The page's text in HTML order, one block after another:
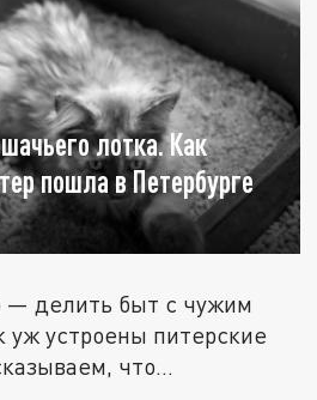
лотка. Как
пошла в Петербурге
— делить быт с чужим
уж устроены питерские
что...